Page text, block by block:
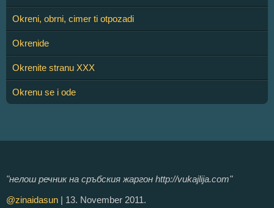
Okreni, obrni, cimer ti otpozadi
Okrenide
Okrenite stranu XXX
Okrenu se i ode
"нелош речник на сръбския жаргон http://vukajlija.com"
@zinaidasun | 13. November 2011.